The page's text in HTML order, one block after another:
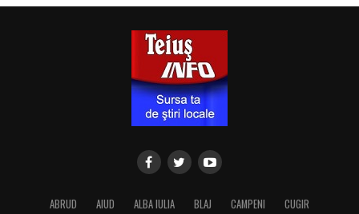
ABRUD AIUD ALBA IULIA BLAJ CAMPENI
CUGIR